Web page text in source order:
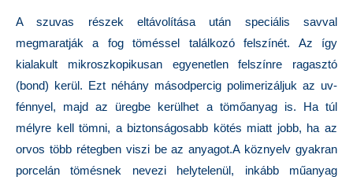
A szuvas részek eltávolítása után speciális savval
megmaratják a fog töméssel találkozó felszínét. Az így
kialakult mikroszkopikusan egyenetlen felszínre ragasztó
(bond) kerül. Ezt néhány másodpercig polimerizáljuk az uv-
fénnyel, majd az üregbe kerülhet a tömőanyag is. Ha túl
mélyre kell tömni, a biztonságosabb kötés miatt jobb, ha az
orvos több rétegben viszi be az anyagot.A köznyelv gyakran
porcelán tömésnek nevezi helytelenül, inkább műanyag